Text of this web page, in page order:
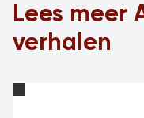
Lees meer
verhalen